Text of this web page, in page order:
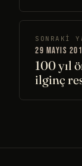
SONRAKI
29 MAYIS
100 yıl
ilginç